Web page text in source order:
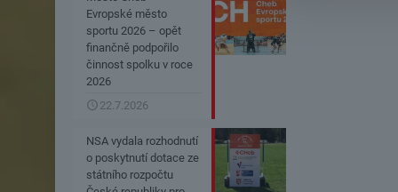
Evropské město
sportu 2026 – opět
finančně podpořilo
činnost spolku v roce
2026
22.7.2026
NSA vydala rozhodnutí
o poskytnutí dotace ze
státního rozpočtu